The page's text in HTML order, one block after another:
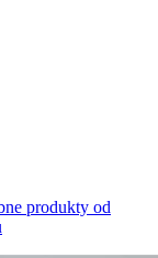
produkty od